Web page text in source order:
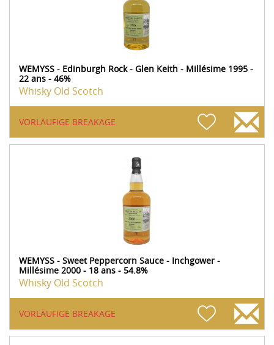
WEMYSS - Edinburgh Rock - Glen Keith - Millésime 1995 -
22 ans - 46%
Whisky Old Scotch
VORLÄUFIGE BREAKAGE
WEMYSS - Sweet Peppercorn Sauce - Inchgower -
Millésime 2000 - 18 ans - 54.8%
Whisky Old Scotch
VORLÄUFIGE BREAKAGE